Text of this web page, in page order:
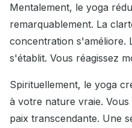
Mentalement, le yoga
remarquablement. La
concentration s'améliore.
s'établit. Vous réagissez
Spirituellement, le yoga
à votre nature vraie.
paix transcendante. Une